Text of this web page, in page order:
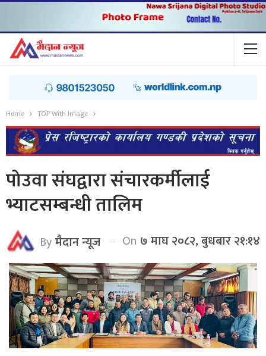
Home TOP With Image
पोउवा संघद्वारा संचारकर्मीलाई
भ्याटसम्बन्धी तालिम
Byमैदान न्यूज On ७ माघ २०८२, बुधबार २१:१४